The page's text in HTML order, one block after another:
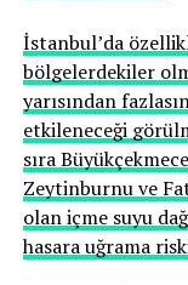
İstanbul’da
bölgelerdekiler
yarısından
etkileneceği
sıra
Zeytinburnu ve
olan içme suyu
hasara uğrama